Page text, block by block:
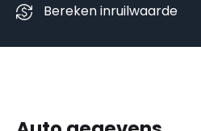
Bereken inruilwaarde